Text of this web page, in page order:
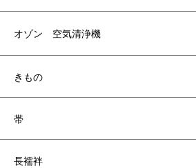
オゾン 空気清浄機
きもの
帯
長襦袢